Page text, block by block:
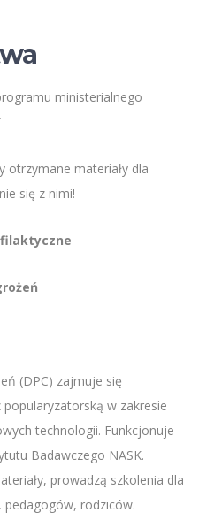
ministerialnego
otrzymane materiały dla
się z nimi!
(DPC) zajmuje się
popularyzatorską w zakresie
technologii. Funkcjonuje
Badawczego NASK.
prowadzą szkolenia dla
pedagogów, rodziców.